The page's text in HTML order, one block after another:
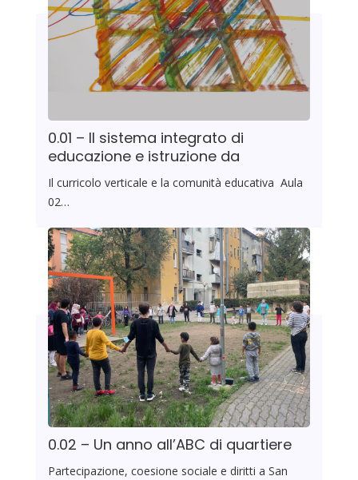
0.01 – Il sistema integrato di
educazione e istruzione da
Il curricolo verticale e la comunità educativa Aula
02…
0.02 – Un anno all’ABC di quartiere
Partecipazione, coesione sociale e diritti a San